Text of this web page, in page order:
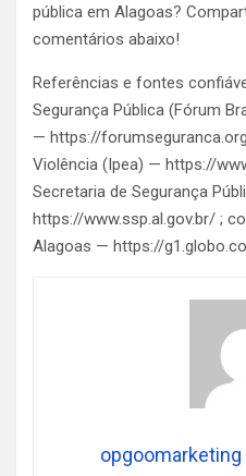
pública em Alagoas?
comentários abaixo!
Referências e fontes
Segurança Pública (Fórum
— https://
Violência (Ipea) — https://
Secretaria de Segurança
https://www.ssp.al.gov.br/ ;
Alagoas — https://